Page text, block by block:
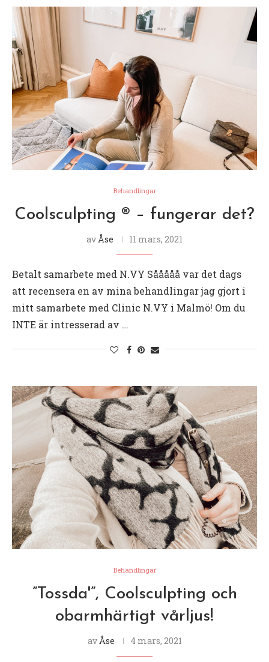
Behandlingar
Coolsculpting ® – fungerar det?
av Åse 11 mars, 2021
Betalt samarbete med N.VY Sååååå var det dags
att recensera en av mina behandlingar jag gjort i
mitt samarbete med Clinic N.VY i Malmö! Om du
INTE är intresserad av …
Behandlingar
”Tossda'”, Coolsculpting och
obarmhärtigt vårljus!
av Åse 4 mars, 2021